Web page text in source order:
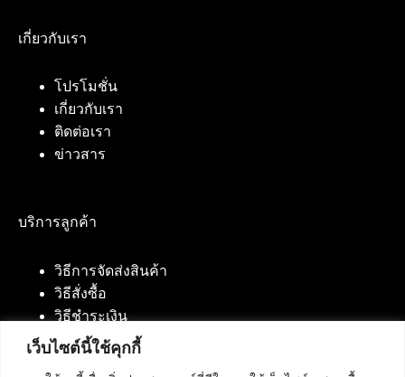
เว็บไซต์นี้ใช้คุกกี้
เกี่ยวกับเรา
โปรโมชั่น
เกี่ยวกับเรา
ติดต่อเรา
ข่าวสาร
บริการลูกค้า
วิธีการจัดส่งสินค้า
วิธีสั่งซื้อ
วิธีชำระเงิน